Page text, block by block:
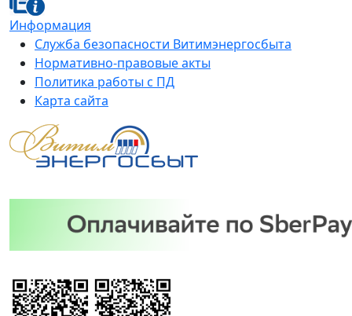
Информация
Служба безопасности Витимэнергосбыта
Нормативно-правовые акты
Политика работы с ПД
Карта сайта